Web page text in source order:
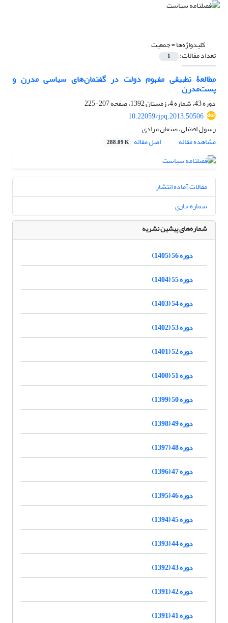
کلیدواژه‌ها =جمعیت
تعداد مقالات: 1
مطالعۀ تطبیقی مفهوم دولت در گفتمان‌های سیاسی مدرن و
پست‌مدرن
دوره 43، شماره 4، زمستان 1392، صفحه
207-225
10.22059/jpq.2013.50506
رسول افضلی، صنعان مرادی
مشاهده مقاله
اصل مقاله 288.09 K
مقالات آماده انتشار
شماره جاری
شماره‌های پیشین نشریه
دوره 56 (1405)
دوره 55 (1404)
دوره 54 (1403)
دوره 53 (1402)
دوره 52 (1401)
دوره 51 (1400)
دوره 50 (1399)
دوره 49 (1398)
دوره 48 (1397)
دوره 47 (1396)
دوره 46 (1395)
دوره 45 (1394)
دوره 44 (1393)
دوره 43 (1392)
دوره 42 (1391)
دوره 41 (1391)